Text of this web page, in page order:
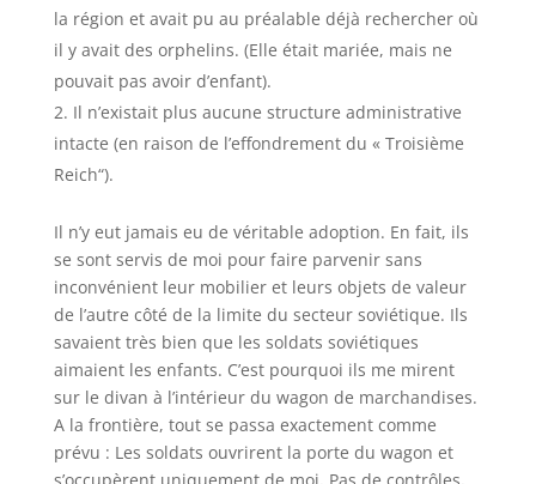
la région et avait pu au préalable déjà rechercher où
il y avait des orphelins. (Elle était mariée, mais ne
pouvait pas avoir d’enfant).
Il n’existait plus aucune structure administrative
intacte (en raison de l’effondrement du « Troisième
Reich“).
Il n’y eut jamais eu de véritable adoption. En fait, ils
se sont servis de moi pour faire parvenir sans
inconvénient leur mobilier et leurs objets de valeur
de l’autre côté de la limite du secteur soviétique. Ils
savaient très bien que les soldats soviétiques
aimaient les enfants. C’est pourquoi ils me mirent
sur le divan à l’intérieur du wagon de marchandises.
A la frontière, tout se passa exactement comme
prévu : Les soldats ouvrirent la porte du wagon et